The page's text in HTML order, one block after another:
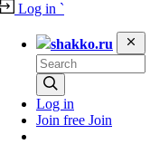
Log in `
shakko.ru
Log in
Join free Join